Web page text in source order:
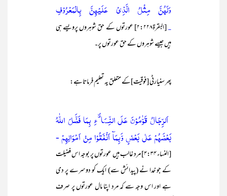
وَلَهُنَّ مِثْلُ الَّذِيْ عَلَيْهِنَّ بِالْمَعْرُوْفِ
۔
[البقرۃ۲:۲۲۸] عورتوں کے حق شوہروں پرویسے ہی
ہیں جیسے شوہروں کے حق عورتوں پر۔
پھر سنیارٹی [فوقیت]کے متعلق یہ تعلیم فرماتاہے:
اَلرِّجَالُ قَوّٰمُوْنَ عَلَي النِّسَاۗءِ بِمَا فَضَّلَ اللّٰهُ
بَعْضَھُمْ عَلٰي بَعْضٍ وَّبِمَآ اَنْفَقُوْا مِنْ اَمْوَالِهِمْ -
[النساء ۴:۳۴] مرد غالب ہیں عورتوں پر بوجہ اس فضیلت
کے جو خدا نے (پیدائش سے) ایک کو دوسرے پر دی
ہے اور اس وجہ سے کہ مرد اپنا مال عورتوں پر صرف